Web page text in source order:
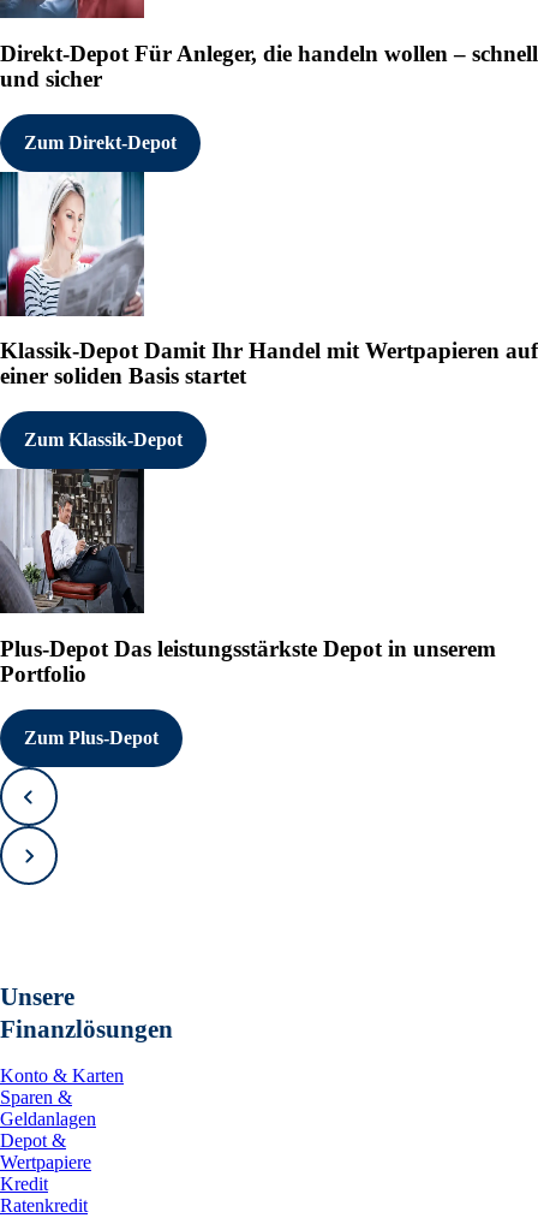
Direkt-Depot Für Anleger, die handeln wollen – schnell
und sicher
Zum Direkt-Depot
Klassik-DepotDamit Ihr Handel mit Wertpapieren auf
einer soliden Basis startet
Zum Klassik-Depot
Plus-Depot Das leistungsstärkste Depot in unserem
Portfolio
Zum Plus-Depot
Zurück
Vorwärts
Unsere
Finanzlösungen
Konto & Karten
Sparen &
Geldanlagen
Depot &
Wertpapiere
Kredit
Ratenkredit